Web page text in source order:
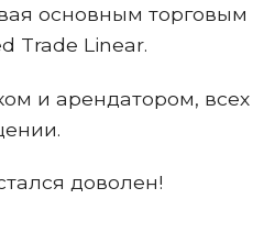
основным торговым
Trade Linear.
и арендатором, всех
доволен!